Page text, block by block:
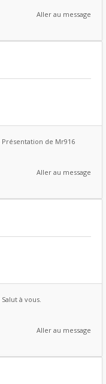
Aller au message
Présentation de Mr916
Aller au message
Salut à vous.
Aller au message